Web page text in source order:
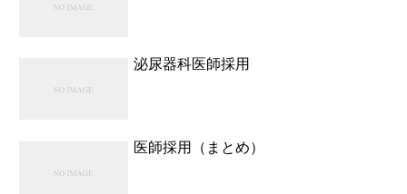
泌尿器科医師採用
医師採用（まとめ）